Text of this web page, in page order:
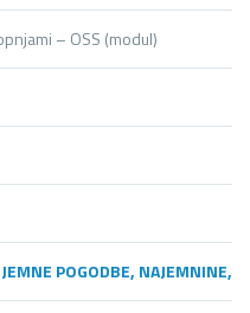
– OSS (modul)
POGODBE, NAJEMNINE,…